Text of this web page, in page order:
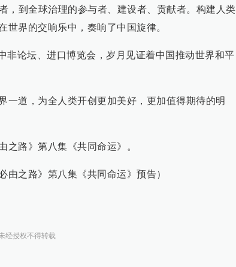
，到全球治理的参与者、建设者、贡献者。构建人类
世界的交响乐中，奏响了中国旋律。
非论坛、进口博览会，岁月见证着中国推动世界和平
一道，为全人类开创更加美好，更加值得期待的明
之路》第八集《共同命运》。
由之路》第八集《共同命运》预告）
经授权不得转载